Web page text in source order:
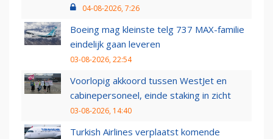
04-08-2026, 7:26
Boeing mag kleinste telg 737 MAX-familie
eindelijk gaan leveren
03-08-2026, 22:54
Voorlopig akkoord tussen WestJet en
cabinepersoneel, einde staking in zicht
03-08-2026, 14:40
Turkish Airlines verplaatst komende